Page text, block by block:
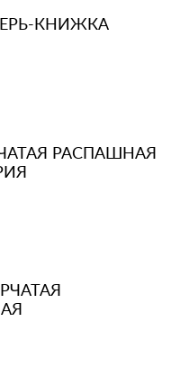
КНИЖКА
РАСПАШНАЯ